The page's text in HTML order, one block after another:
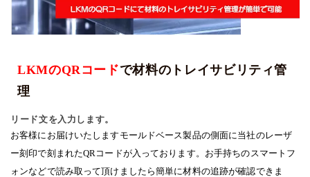
LKMのQRコードで材料のトレイサビリティ管
理
リード文を入力します。
お客様にお届けいたしますモールドベース製品の側面に当社のレーザ
ー刻印で刻まれたQRコードが入っております。お手持ちのスマートフ
ォンなどで読み取って頂けましたら簡単に材料の追跡が確認できま